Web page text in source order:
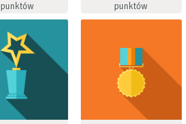
punktów
punktów